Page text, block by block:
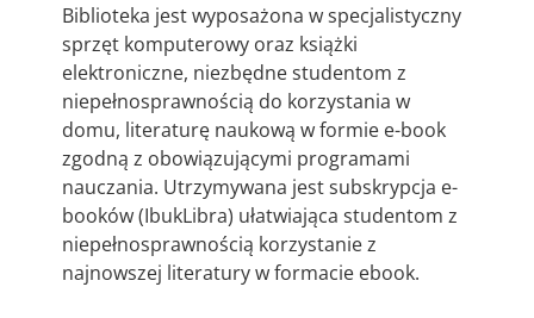
Biblioteka jest wyposażona w specjalistyczny
sprzęt komputerowy oraz książki
elektroniczne, niezbędne studentom z
niepełnosprawnością do korzystania w
domu, literaturę naukową w formie e-book
zgodną z obowiązującymi programami
nauczania. Utrzymywana jest subskrypcja e-
booków (IbukLibra) ułatwiająca studentom z
niepełnosprawnością korzystanie z
najnowszej literatury w formacie ebook.